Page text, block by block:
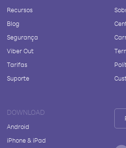
Recursos
Blog
Segurança
Viber Out
Tarifas
Suporte
DOWNLOAD
Android
iPhone & iPad